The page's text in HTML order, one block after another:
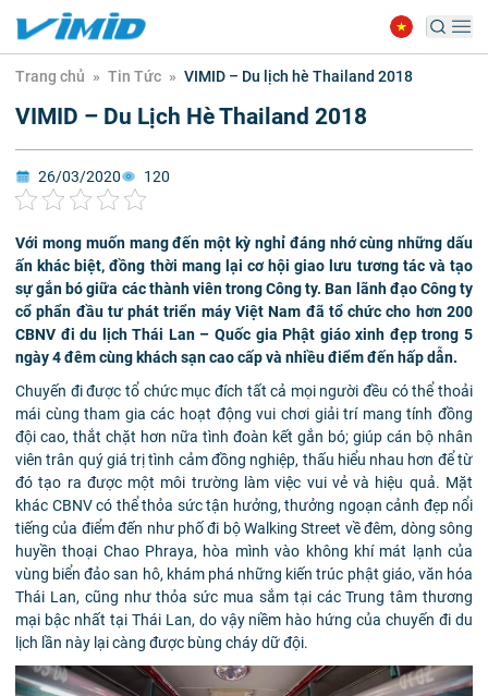
Trang chủ » Tin Tức » VIMID – Du lịch hè Thailand 2018
VIMID – Du Lịch Hè Thailand 2018
26/03/2020 120
Với mong muốn mang đến một kỳ nghỉ đáng nhớ cùng những dấu
ấn khác biệt, đồng thời mang lại cơ hội giao lưu tương tác và tạo
sự gắn bó giữa các thành viên trong Công ty. Ban lãnh đạo Công ty
cổ phẩn đầu tư phát triển máy Việt Nam đã tổchức cho hơn 200
CBNV đi du lịch Thái Lan – Quốc gia Phật giáo xinh đẹp trong 5
ngày 4 đêm cùng khách sạn cao cấp và nhiều điểm đến hấp dẫn.
Chuyến đi được tổ chức mục đích tất cả mọi người đều có thể thoải
mái cùng tham gia các hoạt động vui chơi giải trí mang tính đồng
đội cao, thắt chặt hơn nữa tình đoàn kết gắn bó; giúp cán bộ nhân
viên trân quý giá trị tình cảm đồng nghiệp, thấu hiểu nhau hơn để từ
đó tạo ra được một môi trường làm việc vui vẻ và hiệu quả. Mặt
khác CBNV có thể thỏa sức tận hưởng, thưởng ngoạn cảnh đẹp nổi
tiếng của điểm đến như phố đi bộ Walking Street về đêm, dòng sông
huyền thoại Chao Phraya, hòa mình vào không khí mát lạnh của
vùng biển đảo san hô, khám phá những kiến trúc phật giáo, văn hóa
Thái Lan, cũng như thỏa sức mua sắm tại các Trung tâm thương
mại bậc nhất tại Thái Lan, do vậy niềm hào hứng của chuyến đi du
lịch lần này lại càng được bùng cháy dữ đội.